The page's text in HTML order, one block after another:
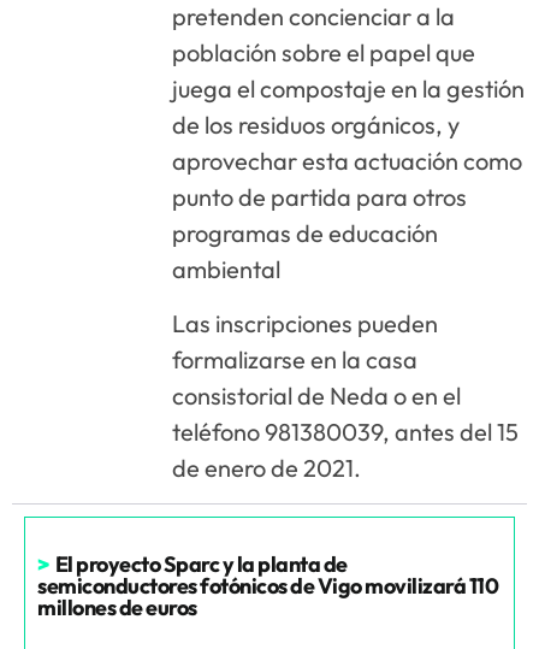
pretenden concienciar a la
población sobre el papel que
juega el compostaje en la gestión
de los residuos orgánicos, y
aprovechar esta actuación como
punto de partida para otros
programas de educación
ambiental
Las inscripciones pueden
formalizarse en la casa
consistorial de Neda o en el
teléfono 981380039, antes del 15
de enero de 2021.
> El proyecto Sparc y la planta de
semiconductores fotónicos de Vigo movilizará 110
millones de euros